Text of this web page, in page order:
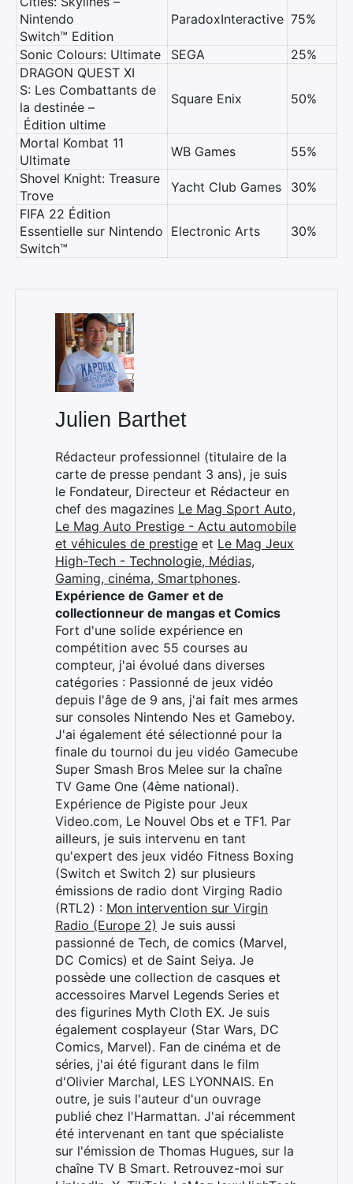
Nintendo
Switch™ Edition
ParadoxInteractive 75%
Sonic Colours: Ultimate SEGA
25%
DRAGON QUEST XI
S: Les Combattants de
la destinée –
Édition ultime
Square Enix 50%
Mortal Kombat 11
Ultimate
WB Games
55%
Shovel Knight: Treasure
Trove
Yacht Club Games
30%
FIFA 22 Édition
Essentielle sur Nintendo
Switch™
Electronic Arts 30%
Julien Barthet
Rédacteur professionnel (titulaire de la
carte de presse pendant 3 ans), je suis
le Fondateur, Directeur et Rédacteur en
chef des magazines Le Mag Sport Auto,
Le Mag Auto Prestige - Actu automobile
et véhicules de prestige et Le Mag Jeux
High-Tech - Technologie, Médias,
Gaming, cinéma, Smartphones.
Expérience de Gamer et de
collectionneur de mangas et Comics
Fort d'une solide expérience en
compétition avec 55 courses au
compteur, j'ai évolué dans diverses
catégories : Passionné de jeux vidéo
depuis l'âge de 9 ans, j'ai fait mes armes
sur consoles Nintendo Nes et Gameboy.
J'ai également été sélectionné pour la
finale du tournoi du jeu vidéo Gamecube
Super Smash Bros Melee sur la chaîne
TV Game One (4ème national).
Expérience de Pigiste pour Jeux
Video.com, Le Nouvel Obs et e TF1. Par
ailleurs, je suis intervenu en tant
qu'expert des jeux vidéo Fitness Boxing
(Switch et Switch 2) sur plusieurs
émissions de radio dont Virging Radio
(RTL2) : Mon intervention sur Virgin
Radio (Europe 2) Je suis aussi
passionné de Tech, de comics (Marvel,
DC Comics) et de Saint Seiya. Je
possède une collection de casques et
accessoires Marvel Legends Series et
des figurines Myth Cloth EX. Je suis
également cosplayeur (Star Wars, DC
Comics, Marvel). Fan de cinéma et de
séries, j'ai été figurant dans le film
d'Olivier Marchal, LES LYONNAIS. En
outre, je suis l'auteur d'un ouvrage
publié chez l'Harmattan. J'ai récemment
été intervenant en tant que spécialiste
sur l'émission de Thomas Hugues, sur la
chaîne TV B Smart. Retrouvez-moi sur
Rechercher
: